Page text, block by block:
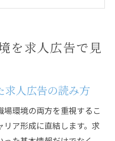
員とバイトの選び方
社員とバイトの環境差
るバイトと正社員の魅
る働き方の選び方
トと正社員の採用基準
を求人広告で見
求人広告の読み方
環境の両方を重視するこ
ア形成に直結します。求